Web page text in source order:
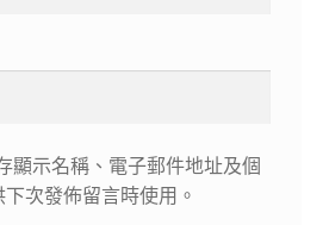
顯示名稱、電子郵件地址及個
次發佈留言時使用。